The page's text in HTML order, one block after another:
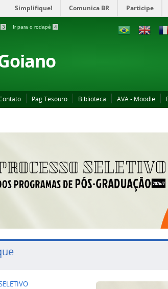
Simplifique! Comunica BR Participe
3 Ir para o rodapé 4
Pag Tesouro Biblioteca AVA - Moodle